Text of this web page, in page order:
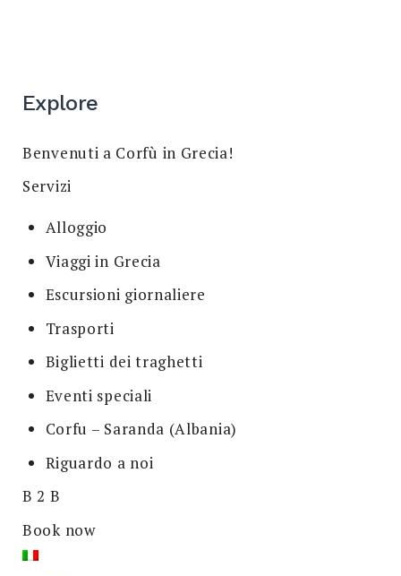
Explore
Benvenuti a Corfù in Grecia!
Servizi
Alloggio
Viaggi in Grecia
Escursioni giornaliere
Trasporti
Biglietti dei traghetti
Eventi speciali
Corfu – Saranda (Albania)
Riguardo a noi
B 2 B
Book now